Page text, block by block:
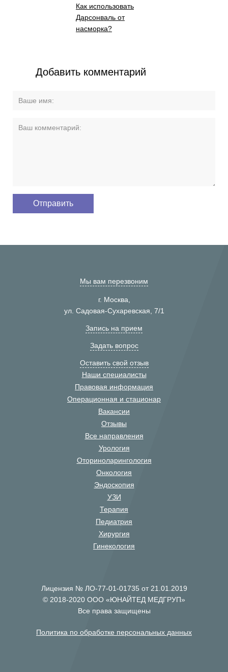
Как использовать
Дарсонваль от
насморка?
Добавить комментарий
Мы вам перезвоним
г. Москва,
ул. Садовая-Сухаревская, 7/1
Запись на прием
Задать вопрос
Оставить свой отзыв
Наши специалисты
Правовая информация
Операционная и стационар
Вакансии
Отзывы
Все направления
Урология
Оториноларингология
Онкология
Эндоскопия
УЗИ
Терапия
Педиатрия
Хирургия
Гинекология
Лицензия № ЛО-77-01-01735 от 21.01.2019
© 2018-2020 ООО «ЮНАЙТЕД МЕДГРУП»
Все права защищены
Политика по обработке персональных данных